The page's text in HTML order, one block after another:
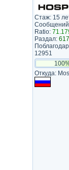
Стаж: 15
Ratio:
Раздал:
12951
Откуда: